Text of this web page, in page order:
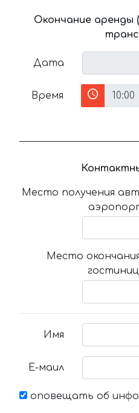
Окончание аренды
Дата
Время
Место получения
Место
Имя
Е-маил
оповещать об